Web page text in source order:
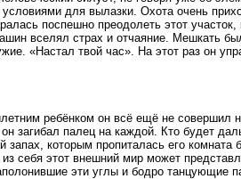
для вылазки. Охота очень
поспешно преодолеть этот
вселял страх и отчаяние. Мешкать
«Настал твой час». На этот раз он
ребёнком он всё ещё не совершил
загибал палец на каждой. Кто будет
которым пропиталась его комната
себя этот внешний мир может
эти углы и бодро танцующие